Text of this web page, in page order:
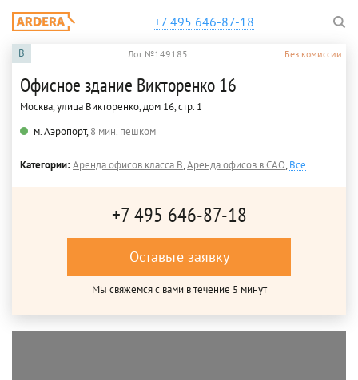
+7 495 646-87-18
B Лот №149185 Без комиссии
Офисное здание Викторенко 16
Москва, улица Викторенко, дом 16, стр. 1
м. Аэропорт,8 мин. пешком
Категории:Аренда офисов класса B,Аренда офисов в САО,Все
+7 495 646-87-18
Оставьте заявку
Мы свяжемся с вами в течение 5 минут